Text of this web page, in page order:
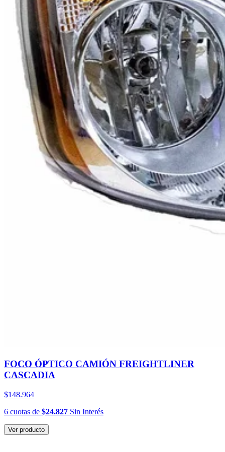
FOCO ÓPTICO CAMIÓN FREIGHTLINER
CASCADIA
$148.964
6 cuotas de $24.827 Sin Interés
Ver producto